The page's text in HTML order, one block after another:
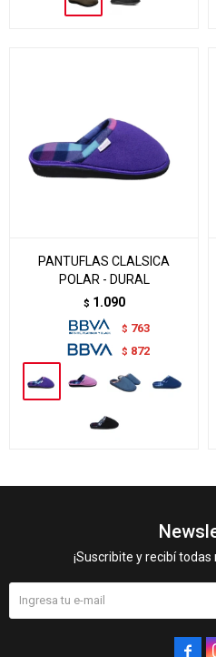
PANTUFLAS CLALSICA
POLAR - DURAL
$ 1.090
$ 763
$ 872
¡Suscribite y recibí
